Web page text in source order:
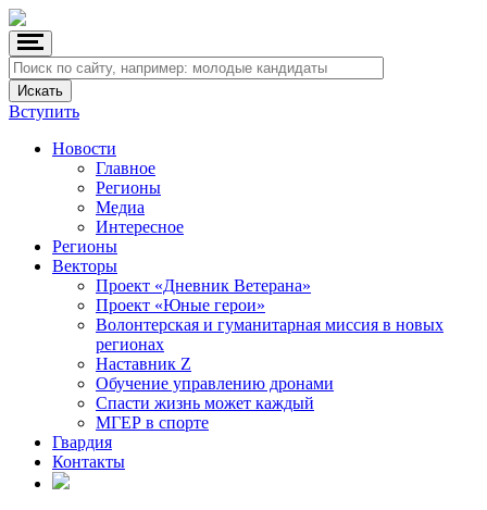
Вступить
Новости
Главное
Регионы
Медиа
Интересное
Регионы
Векторы
Проект «Дневник Ветерана»
Проект «Юные герои»
Волонтерская и гуманитарная миссия в новых
регионах
Наставник Z
Обучение управлению дронами
Спасти жизнь может каждый
МГЕР в спорте
Гвардия
Контакты